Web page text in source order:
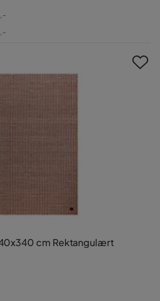
cm Rektangulært